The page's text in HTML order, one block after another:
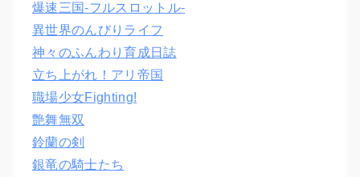
爆速三国‐フルスロットル‐
異世界のんびりライフ
神々のふんわり育成日誌
立ち上がれ！アリ帝国
職場少女Fighting!
艶舞無双
鈴蘭の剣
銀竜の騎士たち